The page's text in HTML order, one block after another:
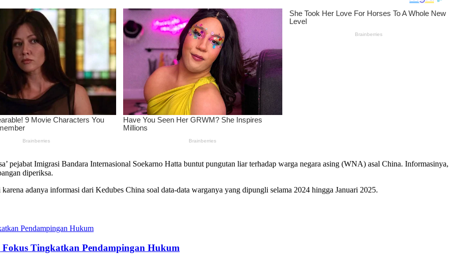
pejabat Imigrasi Bandara Internasional Soekarno Hatta buntut pungutan liar terhadap warga negara asing (WNA) asal China. Informasinya,
diperiksa.
adanya informasi dari Kedubes China soal data-data warganya yang dipungli selama 2024 hingga Januari 2025.
Tingkatkan Pendampingan Hukum